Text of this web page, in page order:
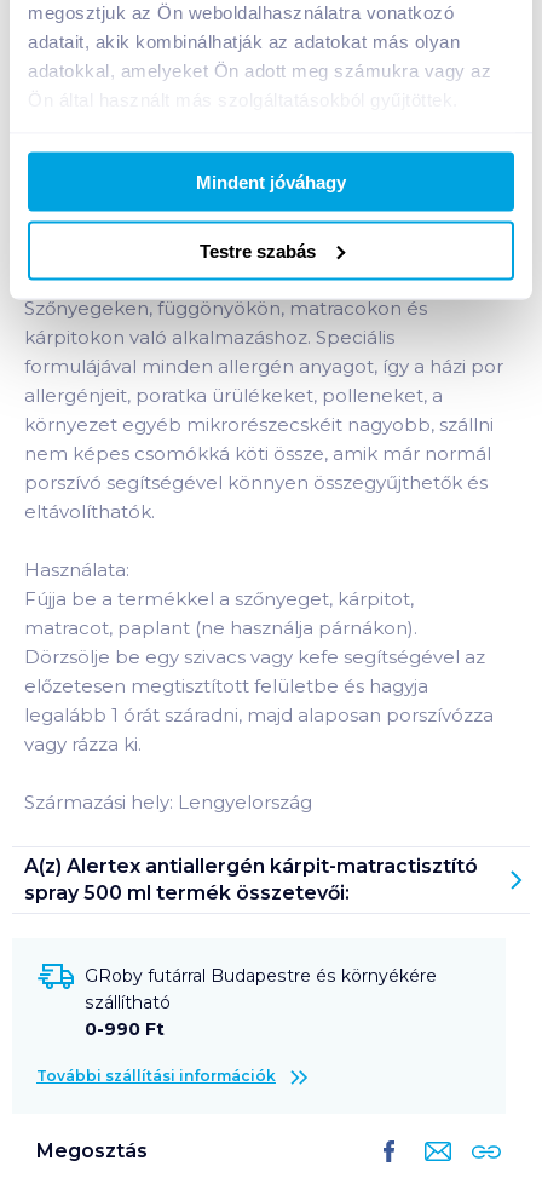
megosztjuk az Ön weboldalhasználatra vonatkozó
adatait, akik kombinálhatják az adatokat más olyan
adatokkal, amelyeket Ön adott meg számukra vagy az
Ön által használt más szolgáltatásokból gyűjtöttek.
Mindent jóváhagy
Testre szabás
Bevásárlólistához adom Értesíts, ha olcsóbb!
Termékleírás a(z)
matractisztító spray 500 mltermékhez:
Alertex antiallergén kárpit-matractisztító.
Semlegesíti az allergia kiváltó okait! Nem káros az
emberi szervezetre és a háziállatokra!
Szőnyegeken, függönyökön, matracokon és
kárpitokon való alkalmazáshoz. Speciális
formulájával minden allergén anyagot, így a házi por
allergénjeit, poratka ürülékeket, polleneket, a
környezet egyéb mikrorészecskéit nagyobb, szállni
nem képes csomókká köti össze, amik már normál
porszívó segítségével könnyen összegyűjthetők és
eltávolíthatók.
Használata:
Fújja be a termékkel a szőnyeget, kárpitot,
matracot, paplant (ne használja párnákon).
Dörzsölje be egy szivacs vagy kefe segítségével az
előzetesen megtisztított felületbe és hagyja
legalább 1 órát száradni, majd alaposan porszívózza
vagy rázza ki.
Származási hely: Lengyelország
A(z) Alertex antiallergén kárpit-matractisztító
spray 500 ml termék összetevői:
GRoby futárral Budapestre és környékére
szállítható
0-990 Ft
További szállítási információk
Megosztás